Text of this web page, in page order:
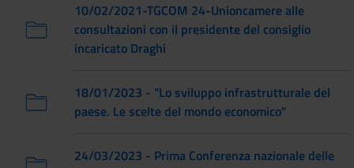
10/02/2021-TGCOM 24-Unioncamere alle
consultazioni con il presidente del consiglio
incaricato Draghi
18/01/2023 - "Lo sviluppo infrastrutturale del
paese. Le scelte del mondo economico"
24/03/2023 - Prima Conferenza nazionale delle